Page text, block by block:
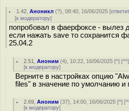
1.42 ,Аноникл (?), 08:40, 16/06/2025 [
[к модератору]
попробовал в фаерфоксе - вылез
если нажать save то сохранится
25.04.2
2.51 ,Аноним (4), 10:22, 16/06/2025 [^] [^^
[к модератору]
Верните в настройках опцию
files" в значение по умолчанию и
2.69 ,Аноним (37), 14:00, 16/06/2025 [^] [
[к модератору]